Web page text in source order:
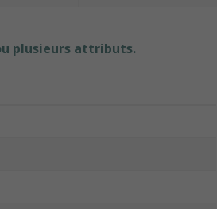
plusieurs attributs.